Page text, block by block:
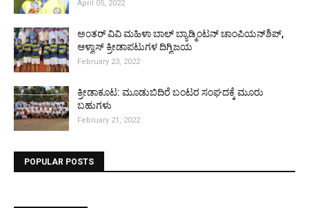
April 05, 2022
ಅಂತರ್ ವಿವಿ ಮಹಿಳಾ ಬಾಲ್ ಬ್ಯಾಡ್ಮಿಂಟನ್ ಚಾಂಪಿಯನ್‌ಶಿಪ್,
ಆಳ್ವಾಸ್ ಕ್ರೀಡಾಪಟುಗಳ ದಿಗ್ವಿಜಯ
February 23, 2022
ಕ್ರೀಡಾಕೂಟ: ಮೂಡುಬಿದಿರೆ ಬಂಟರ ಸಂಘದಕ್ಕೆ ಮೂರು
ಬಹುಗಳು
February 21, 2022
POPULAR POSTS